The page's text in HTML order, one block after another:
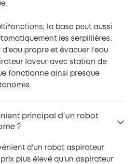
la base peut aussi
les serpillières,
d'eau propre et évacuer l'eau
laveur avec station de
fonctionne ainsi presque
principal d'un robot
?
d'un robot aspirateur
plus élevé qu'un aspirateur